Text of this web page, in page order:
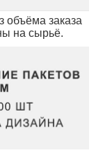
объёма заказа
на сырьё.